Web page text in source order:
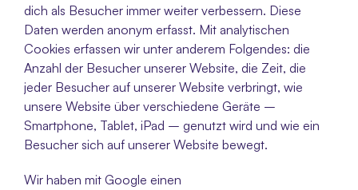
dich als Besucher immer weiter verbessern. Diese
Daten werden anonym erfasst. Mit analytischen
Cookies erfassen wir unter anderem Folgendes: die
Anzahl der Besucher unserer Website, die Zeit, die
jeder Besucher auf unserer Website verbringt, wie
unsere Website über verschiedene Geräte –
Smartphone, Tablet, iPad – genutzt wird und wie ein
Besucher sich auf unserer Website bewegt.
Wir haben mit Google einen